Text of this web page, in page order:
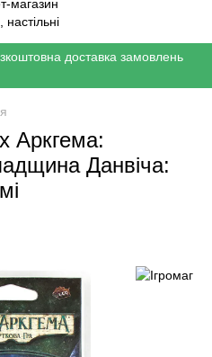
доставка замовлень
Аркгема:
Данвіча: